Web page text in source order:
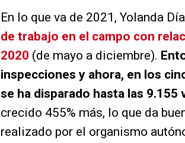
En lo que va de 2021, Yolanda
de trabajo en el campo con
2020 (de mayo a diciembre).
inspecciones y ahora, en los
se ha disparado hasta las 9.155
crecido 455% más, lo que da
realizado por el organismo